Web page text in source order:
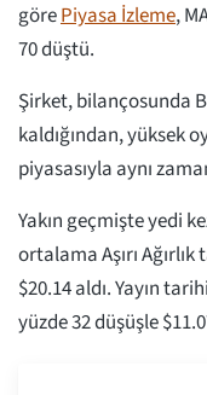
görePiyasa İzleme,
70 düştü.
Şirket, bilançosunda
kaldığından, yüksek
piyasasıyla aynı
Yakın geçmişte yedi
ortalama Aşırı
$20.14 aldı. Yayın
yüzde 32 düşüşle